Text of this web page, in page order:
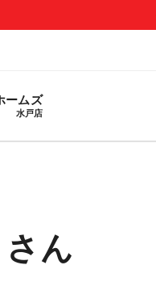
ームズ
水戸店
ん